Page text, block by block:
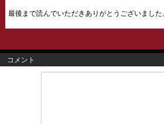
最後まで読んでいただきありがとうございました
コメント